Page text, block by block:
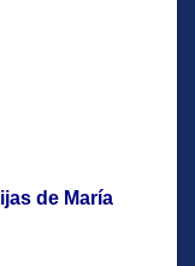
de María